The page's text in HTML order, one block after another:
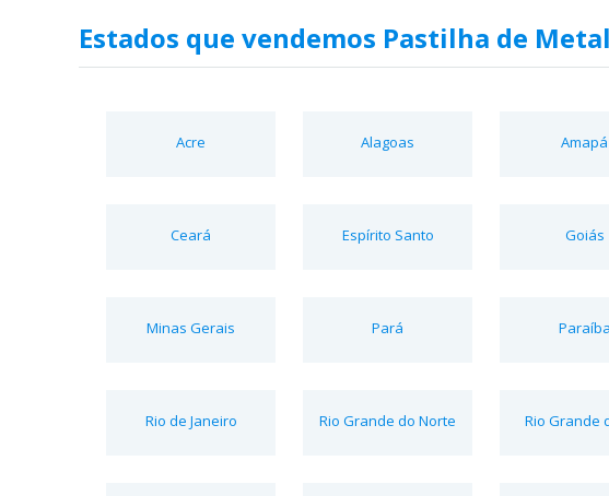
Estados que vendemos Pastilha de
Acre Alagoas Amapá
Ceará Espírito Santo Goiás
Minas Gerais Pará Paraíba
Rio de Janeiro Rio Grande do Norte Rio Grande